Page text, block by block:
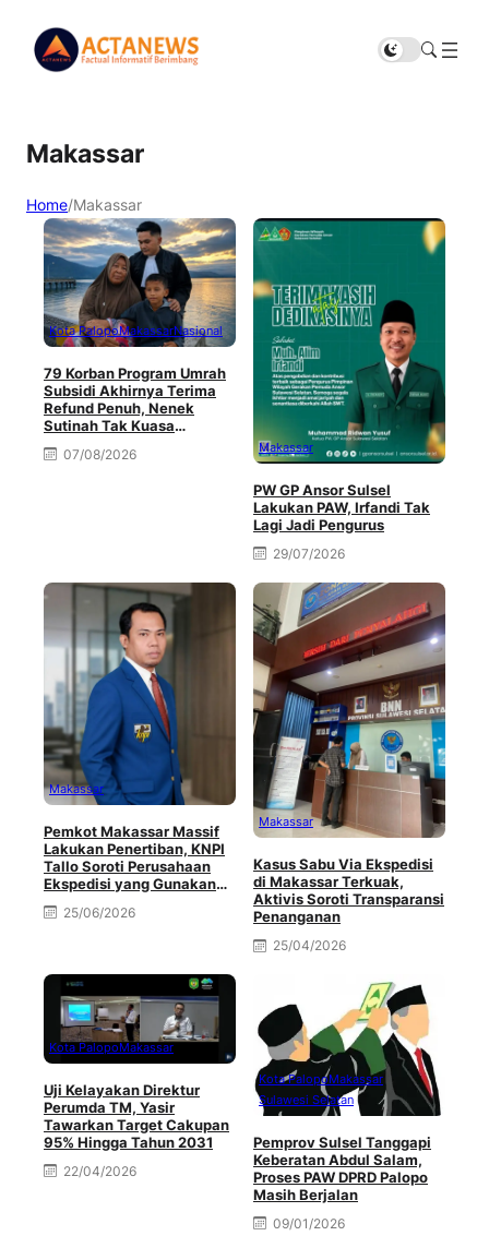
Makassar
Home/Makassar
Kota PalopoMakassarNasional
79 Korban Program Umrah
Subsidi Akhirnya Terima
Refund Penuh, Nenek
Sutinah Tak Kuasa
07/08/2026 Makassar
PW GP Ansor Sulsel
Lakukan PAW, Irfandi Tak
Lagi Jadi Pengurus
29/07/2026
Makassar
Pemkot Makassar Massif
Lakukan Penertiban, KNPI
Tallo Soroti Perusahaan
Ekspedisi yang Gunakan
25/06/2026
Makassar
Kasus Sabu Via Ekspedisi
di Makassar Terkuak,
Aktivis Soroti Transparansi
Penanganan
25/04/2026
Kota PalopoMakassar
Uji Kelayakan Direktur
Perumda TM, Yasir
Tawarkan Target Cakupan
95% Hingga Tahun 2031
22/04/2026
Kota PalopoMakassar
Sulawesi Selatan
Pemprov Sulsel Tanggapi
Keberatan Abdul Salam,
Proses PAW DPRD Palopo
Masih Berjalan
09/01/2026